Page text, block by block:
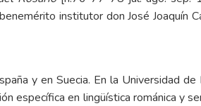
institutor don José Joaquín
y en Suecia. En la Universidad de
específica en lingüística románica y